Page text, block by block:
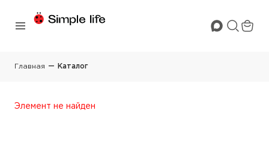
Главная Каталог
Элемент не найден